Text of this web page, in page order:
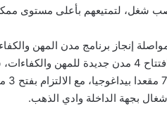
شغل، لتمتيعهم بأعلى مستوى
إنجاز برنامج مدن المهن